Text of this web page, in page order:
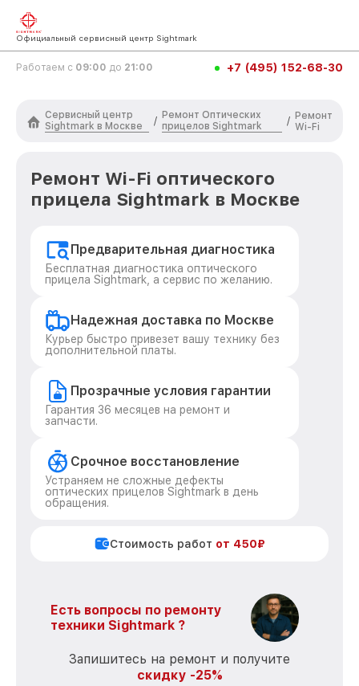
Официальный сервисный центр Sightmark
Работаем с 09:00 до 21:00 +7 (495) 152-68-30
Сервисный центр
Sightmark в Москве
/
Ремонт Оптических
прицелов Sightmark
/ Ремонт
Wi-Fi
Ремонт Wi-Fi оптического
прицела Sightmark в Москве
Предварительная диагностика
Бесплатная диагностика оптического
прицела Sightmark, а сервис по желанию.
Надежная доставка по Москве
Курьер быстро привезет вашу технику без
дополнительной платы.
Прозрачные условия гарантии
Гарантия 36 месяцев на ремонт и
запчасти.
Срочное восстановление
Устраняем не сложные дефекты
оптических прицелов Sightmark в день
обращения.
Стоимость работ от 450₽
Есть вопросы по ремонту
техники Sightmark ?
Запишитесь на ремонт и получите
скидку -25%